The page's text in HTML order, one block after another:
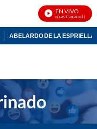
EN VIVO
Noticias Caracol En
ABELARDO DE LA ESPRIELLA